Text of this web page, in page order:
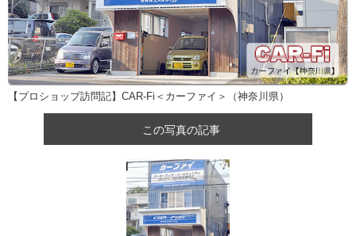
【プロショップ訪問記】CAR-Fi＜カーファイ＞（神奈川県）
この写真の記事